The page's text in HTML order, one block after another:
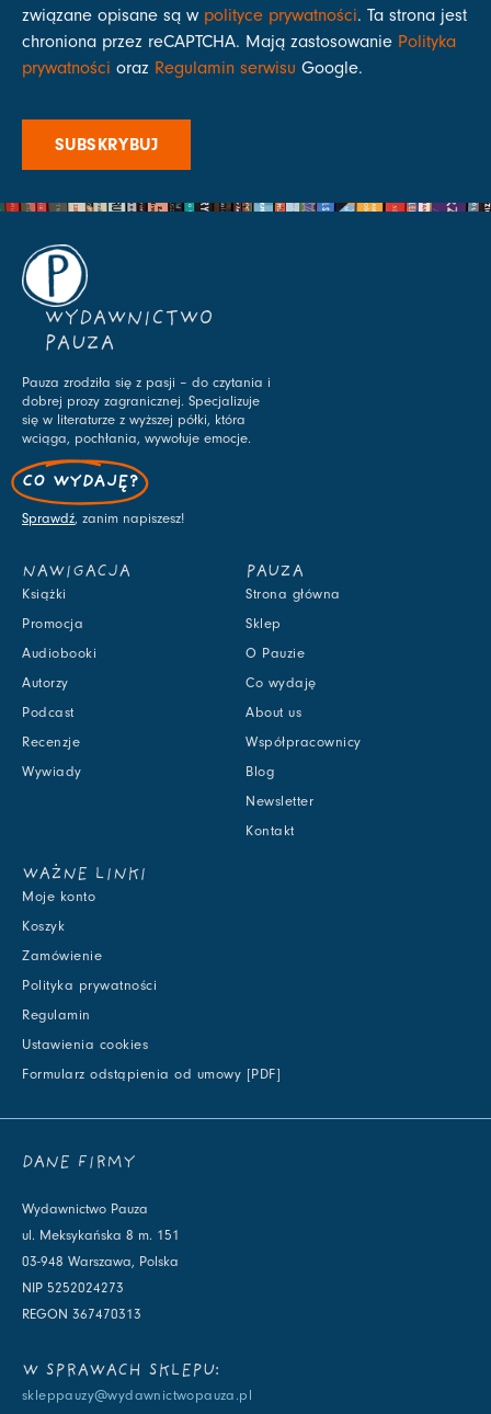
związane opisane są w polityce prywatności. Ta strona jest
chroniona przez reCAPTCHA. Mają zastosowanie Polityka
prywatności oraz Regulamin serwisu Google.
SUBSKRYBUJ
WYDAWNICTWO
PAUZA
Pauza zrodziła się z pasji – do czytania i
dobrej prozy zagranicznej. Specjalizuje
się w literaturze z wyższej półki, która
wciąga, pochłania, wywołuje emocje.
CO WYDAJĘ?
Sprawdź, zanim napiszesz!
NAWIGACJA
Książki
Promocja
Audiobooki
Autorzy
Podcast
Recenzje
Wywiady
PAUZA
Strona główna
Sklep
O Pauzie
Co wydaję
About us
Współpracownicy
Blog
Newsletter
Kontakt
WAŻNE LINKI
Moje konto
Koszyk
Zamówienie
Polityka prywatności
Regulamin
Ustawienia cookies
Formularz odstąpienia od umowy [PDF]
DANE FIRMY
Wydawnictwo Pauza
ul. Meksykańska 8 m. 151
03-948 Warszawa, Polska
NIP 5252024273
REGON 367470313
W SPRAWACH SKLEPU:
skleppauzy@wydawnictwopauza.pl